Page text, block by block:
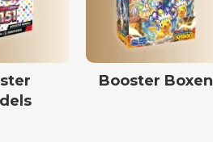
Booster Boxen